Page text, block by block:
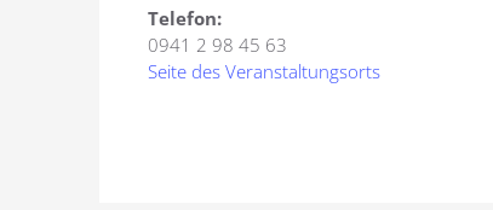
Telefon:
0941 2 98 45 63
Seite des Veranstaltungsorts